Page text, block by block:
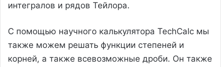
интегралов и рядов Тейлора.
С помощью научного калькулятора TechCalc мы
также можем решать функции степеней и
корней, а также всевозможные дроби. Он также